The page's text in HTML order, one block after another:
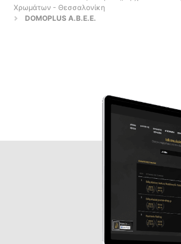
Χρωμάτων - Θεσσαλονίκη
DOMOPLUS Α.Β.Ε.Ε.